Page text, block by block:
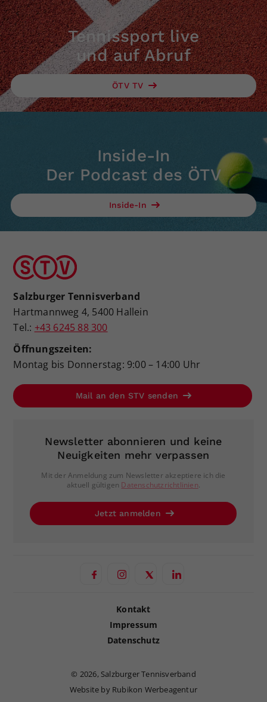
Tennissport live
und auf Abruf
ÖTV TV
Inside-In
Der Podcast des ÖTV
Inside-In
Salzburger Tennisverband
Hartmannweg 4, 5400 Hallein
Tel.: +43 6245 88 300
Öffnungszeiten:
Montag bis Donnerstag: 9:00 – 14:00 Uhr
Mail an den STV senden
Newsletter abonnieren und keine
Neuigkeiten mehr verpassen
Mit der Anmeldung zum Newsletter akzeptiere ich die
aktuell gültigen Datenschutzrichtlinien.
Jetzt anmelden
Kontakt
Impressum
Datenschutz
© 2026, Salzburger Tennisverband
Website by Rubikon Werbeagentur